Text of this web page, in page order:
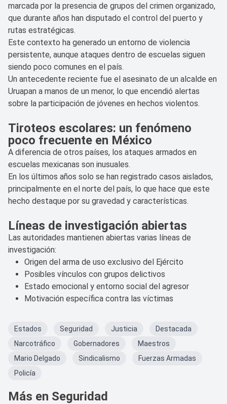
marcada por la presencia de grupos del crimen organizado,
que durante años han disputado el control del puerto y
rutas estratégicas.
Este contexto ha generado un entorno de violencia
persistente, aunque ataques dentro de escuelas siguen
siendo poco comunes en el país.
Un antecedente reciente fue el asesinato de un alcalde en
Uruapan a manos de un menor, lo que encendió alertas
sobre la participación de jóvenes en hechos violentos.
Tiroteos escolares: un fenómeno
poco frecuente en México
A diferencia de otros países, los ataques armados en
escuelas mexicanas son inusuales.
En los últimos años solo se han registrado casos aislados,
principalmente en el norte del país, lo que hace que este
hecho destaque por su gravedad y características.
Líneas de investigación abiertas
Las autoridades mantienen abiertas varias líneas de
investigación:
Origen del arma de uso exclusivo del Ejército
Posibles vínculos con grupos delictivos
Estado emocional y entorno social del agresor
Motivación específica contra las víctimas
Estados Seguridad Justicia
Destacada
Narcotráfico
Gobernadores
Maestros
Mario Delgado
Sindicalismo
Fuerzas Armadas
Policía
Más en Seguridad